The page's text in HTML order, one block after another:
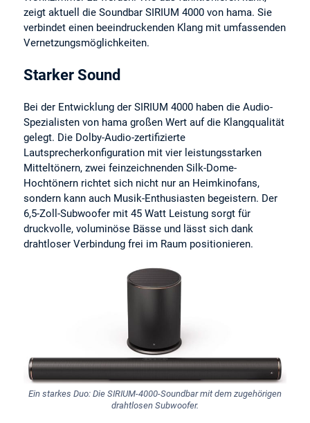
zeigt aktuell die Soundbar SIRIUM 4000 von hama. Sie
verbindet einen beeindruckenden Klang mit umfassenden
Vernetzungsmöglichkeiten.
Starker Sound
Bei der Entwicklung der SIRIUM 4000 haben die Audio-
Spezialisten von hama großen Wert auf die Klangqualität
gelegt. Die Dolby-Audio-zertifizierte
Lautsprecherkonfiguration mit vier leistungsstarken
Mitteltönern, zwei feinzeichnenden Silk-Dome-
Hochtönern richtet sich nicht nur an Heimkinofans,
sondern kann auch Musik-Enthusiasten begeistern. Der
6,5-Zoll-Subwoofer mit 45 Watt Leistung sorgt für
druckvolle, voluminöse Bässe und lässt sich dank
drahtloser Verbindung frei im Raum positionieren.
Ein starkes Duo: Die SIRIUM-4000-Soundbar mit dem zugehörigen
drahtlosen Subwoofer.